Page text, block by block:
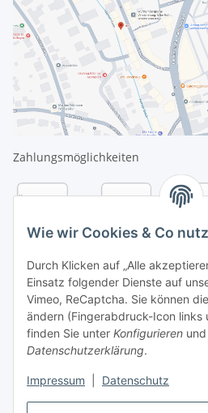
Wie wir Cookies & Co
Durch Klicken auf „Alle
Einsatz folgender Dienste auf
Vimeo, ReCaptcha. Sie können
ändern (Fingerabdruck-Icon links
finden Sie unter Konfigurieren
Datenschutzerklärung.
Impressum Datenschutz
Zahlungsmöglichkeiten